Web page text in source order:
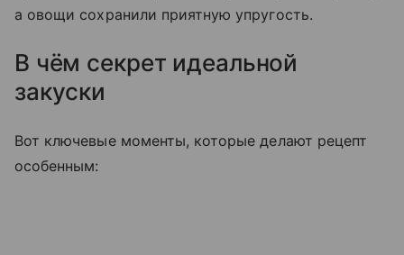
а овощи сохранили приятную упругость.
В чём секрет идеальной
закуски
Вот ключевые моменты, которые делают рецепт
особенным: